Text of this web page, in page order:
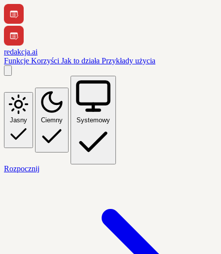
redakcja.ai
Funkcje Korzyści Jak to działa Przykłady użycia
Jasny Ciemny Systemowy
Rozpocznij